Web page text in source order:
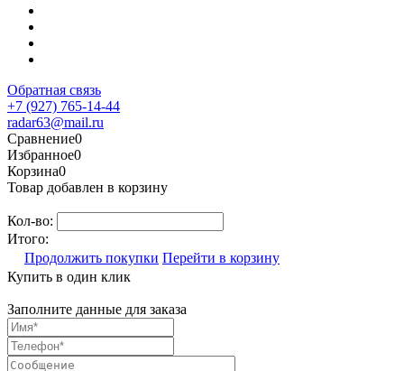
Обратная связь
+7 (927) 765-14-44
radar63@mail.ru
Сравнение0
Избранное0
Корзина0
Товар добавлен в корзину
Кол-во:
Итого:
Продолжить покупки Перейти в корзину
Купить в один клик
Заполните данные для заказа